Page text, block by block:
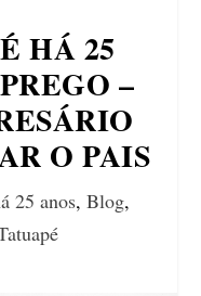
HÁ 25
–
O PAIS
25 anos, Blog,